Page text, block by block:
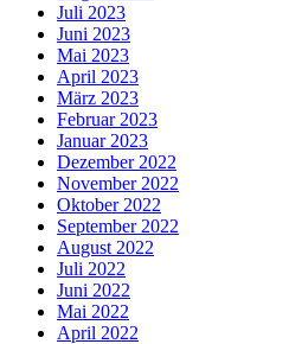
Juli 2023
Juni 2023
Mai 2023
April 2023
März 2023
Februar 2023
Januar 2023
Dezember 2022
November 2022
Oktober 2022
September 2022
August 2022
Juli 2022
Juni 2022
Mai 2022
April 2022